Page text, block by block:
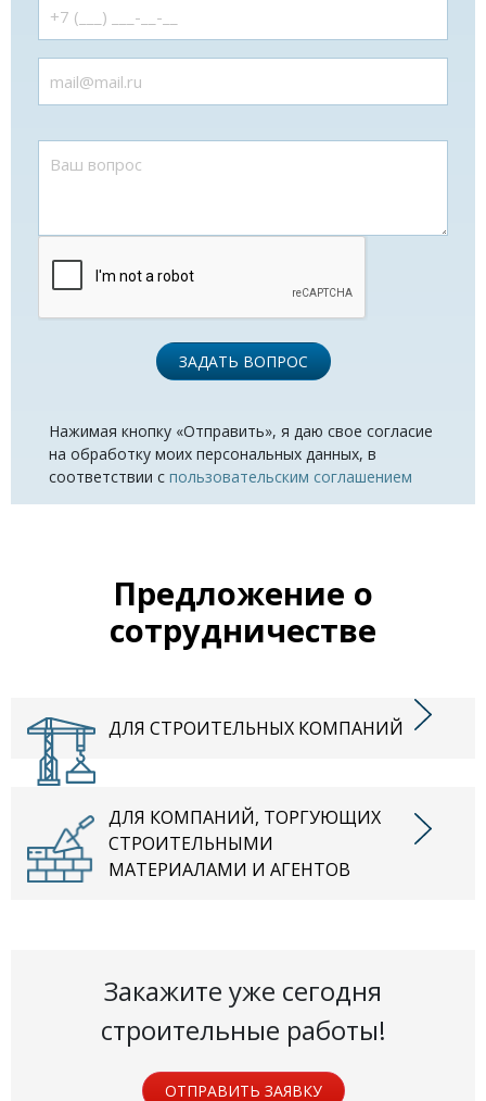
ЗАДАТЬ ВОПРОС
Нажимая кнопку «Отправить», я даю свое согласие
на обработку моих персональных данных, в
соответствии с пользовательским соглашением
Предложение о
сотрудничестве
ДЛЯ СТРОИТЕЛЬНЫХ КОМПАНИЙ
ДЛЯ КОМПАНИЙ, ТОРГУЮЩИХ
СТРОИТЕЛЬНЫМИ
МАТЕРИАЛАМИ И АГЕНТОВ
Закажите уже сегодня
строительные работы!
ОТПРАВИТЬ ЗАЯВКУ